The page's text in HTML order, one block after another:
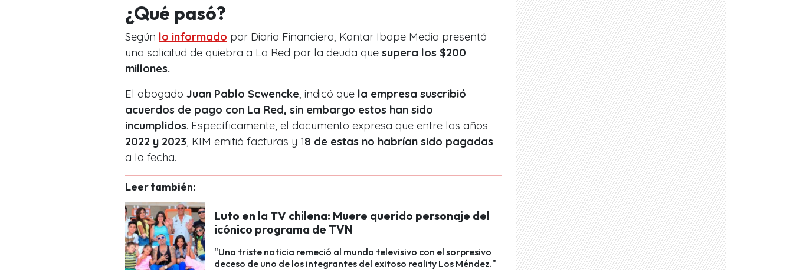
¿Qué pasó?
Según lo informado por Diario Financiero, Kantar Ibope Media presentó
una solicitud de quiebra a La Red por la deuda que supera los $200
millones.
El abogado Juan Pablo Scwencke , indicó que la empresa suscribió
acuerdos de pago con La Red, sin embargo estos han sido
incumplidos. Específicamente, el documento expresa que entre los años
2022 y 2023 , KIM emitió facturas y 18 de estas no habrían sido pagadas
a la fecha.
Leer también:
Luto en la TV chilena: Muere querido personaje del
icónico programa de TVN
"Una triste noticia remeció al mundo televisivo con el sorpresivo
deceso de uno de los integrantes del exitoso reality Los Méndez."